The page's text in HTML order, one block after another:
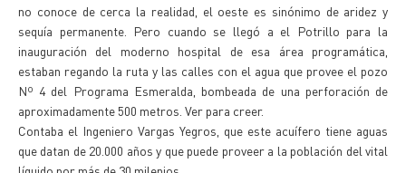
no conoce de cerca la realidad, el oeste es sinónimo de aridez y
sequía permanente. Pero cuando se llegó a el Potrillo para la
inauguración del moderno hospital de esa área programática,
estaban regando la ruta y las calles con el agua que provee el pozo
Nº 4 del Programa Esmeralda, bombeada de una perforación de
aproximadamente 500 metros. Ver para creer.
Contaba el Ingeniero Vargas Yegros, que este acuífero tiene aguas
que datan de 20.000 años y que puede proveer a la población del vital